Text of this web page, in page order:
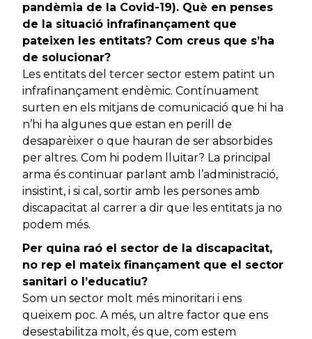
pandèmia de la Covid-19). Què en penses
de la situació infrafinançament que
pateixen les entitats? Com creus que s’ha
de solucionar?
Les entitats del tercer sector estem patint un
infrafinançament endèmic. Contínuament
surten en els mitjans de comunicació que hi ha
n’hi ha algunes que estan en perill de
desaparèixer o que hauran de ser absorbides
per altres. Com hi podem lluitar? La principal
arma és continuar parlant amb l’administració,
insistint, i si cal, sortir amb les persones amb
discapacitat al carrer a dir que les entitats ja no
podem més.
Per quina raó el sector de la discapacitat,
no rep el mateix finançament que el sector
sanitari o l’educatiu?
Som un sector molt més minoritari i ens
queixem poc. A més, un altre factor que ens
desestabilitza molt, és que, com estem